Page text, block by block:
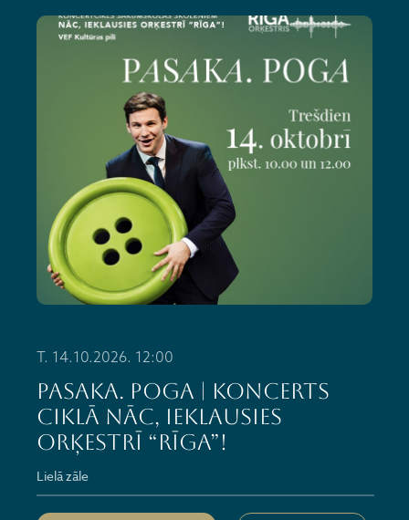
T. 14.10.2026. 12:00
PASAKA. POGA | Koncerts
ciklā NĀC, IEKLAUSIES
ORĶESTRĪ “RĪGA”!
Lielā zāle